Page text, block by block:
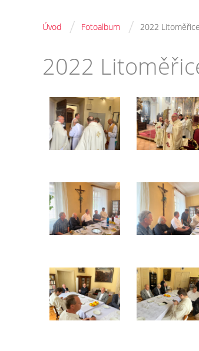
Úvod / Fotoalbum / 2022
2022